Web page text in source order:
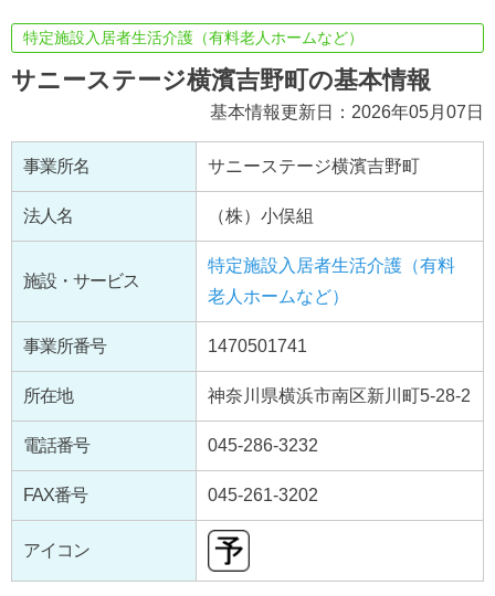
特定施設入居者生活介護（有料老人ホームなど）
サニーステージ横濱吉野町の基本情報
基本情報更新日：2026年05月07日
事業所名 サニーステージ横濱吉野町
法人名 （株）小俣組
施設・サービス
特定施設入居者生活介護（有料
老人ホームなど）
事業所番号 1470501741
所在地 神奈川県横浜市南区新川町5-28-2
電話番号 045-286-3232
FAX番号 045-261-3202
アイコン